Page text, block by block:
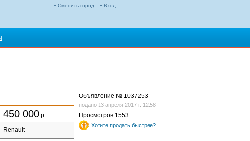
Вход
Сменить город
450 000 р.
Renault
Объявление № 1037253
подано 13 апреля 2017 г. 12:58
Просмотров 1553
Хотите продать быстрее?